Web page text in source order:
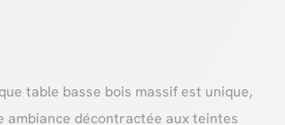
table basse bois massif est unique,
ambiance décontractée aux teintes